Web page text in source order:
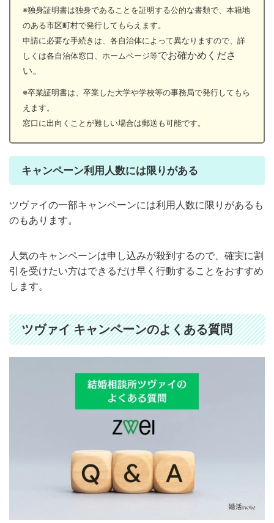
※独身証明書は独身であることを証明する公的な書類で、本籍地
のある市区町村で発行してもらえます。
申請に必要な手続きは、各自治体によって異なりますので、詳
しくは各自治体窓口、ホームページ等でお確かめくださ
い。
※卒業証明書は、卒業した大学や学校等の事務局で発行してもら
えます。
窓口に出向くことが難しい場合は郵送も可能です。
キャンペーン利用人数には限りがある
ツヴァイの一部キャンペーンには利用人数に限りがあるも
のもあります。
人気のキャンペーンは申し込みが殺到するので、確実に割
引を受けたい方はできるだけ早く行動することをおすすめ
します。
ツヴァイ キャンペーンのよくある質問